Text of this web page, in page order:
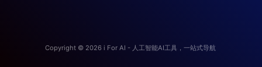
Copyright © 2026 i For AI - 人工智能AI工具，一站式导航